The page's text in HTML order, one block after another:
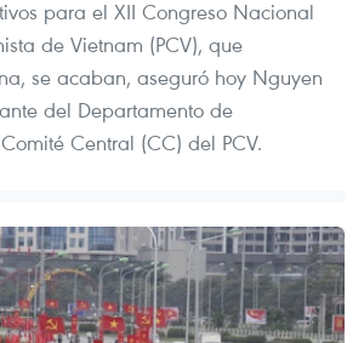
para el XII Congreso Nacional
de Vietnam (PCV), que
se acaban, aseguró hoy Nguyen
del Departamento de
Central (CC) del PCV.